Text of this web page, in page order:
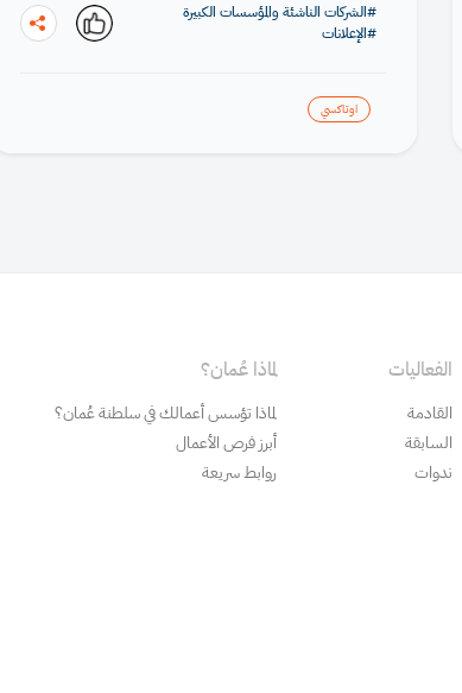
#الشركات الناشئة والمؤسسات الكبيرة
#الإعلانات
اوتاكسي
الفعاليات
القادمة
السابقة
ندوات
لماذا عُمان؟
لماذا تؤسس أعمالك في سلطنة عُمان؟
أبرز فرص الأعمال
روابط سريعة